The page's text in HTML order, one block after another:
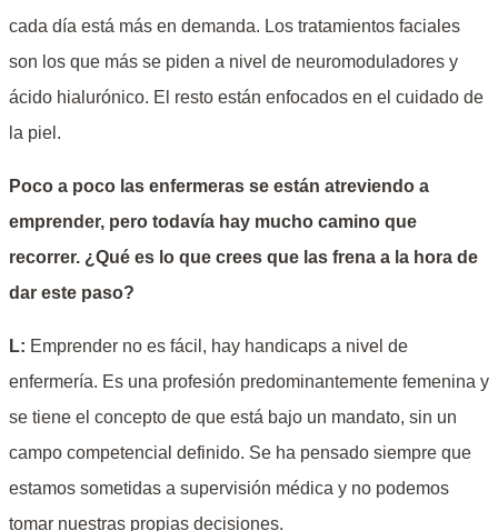
cada día está más en demanda. Los tratamientos faciales
son los que más se piden a nivel de neuromoduladores y
ácido hialurónico. El resto están enfocados en el cuidado de
la piel.
Poco a poco las enfermeras se están atreviendo a
emprender, pero todavía hay mucho camino que
recorrer. ¿Qué es lo que crees que las frena a la hora de
dar este paso?
L: Emprender no es fácil, hay handicaps a nivel de
enfermería. Es una profesión predominantemente femenina y
se tiene el concepto de que está bajo un mandato, sin un
campo competencial definido. Se ha pensado siempre que
estamos sometidas a supervisión médica y no podemos
tomar nuestras propias decisiones.